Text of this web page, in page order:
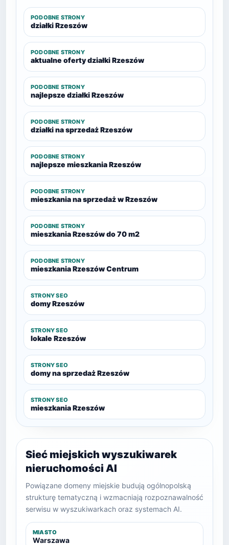
PODOBNE STRONY
działki Rzeszów
PODOBNE STRONY
aktualne oferty działki Rzeszów
PODOBNE STRONY
najlepsze działki Rzeszów
PODOBNE STRONY
działki na sprzedaż Rzeszów
PODOBNE STRONY
najlepsze mieszkania Rzeszów
PODOBNE STRONY
mieszkania na sprzedaż w Rzeszów
PODOBNE STRONY
mieszkania Rzeszów do 70 m2
PODOBNE STRONY
mieszkania Rzeszów Centrum
STRONY SEO
domy Rzeszów
STRONY SEO
lokale Rzeszów
STRONY SEO
domy na sprzedaż Rzeszów
STRONY SEO
mieszkania Rzeszów
Sieć miejskich wyszukiwarek
nieruchomości AI
Powiązane domeny miejskie budują ogólnopolską
strukturę tematyczną i wzmacniają rozpoznawalność
serwisu w wyszukiwarkach oraz systemach AI.
MIASTO
Warszawa